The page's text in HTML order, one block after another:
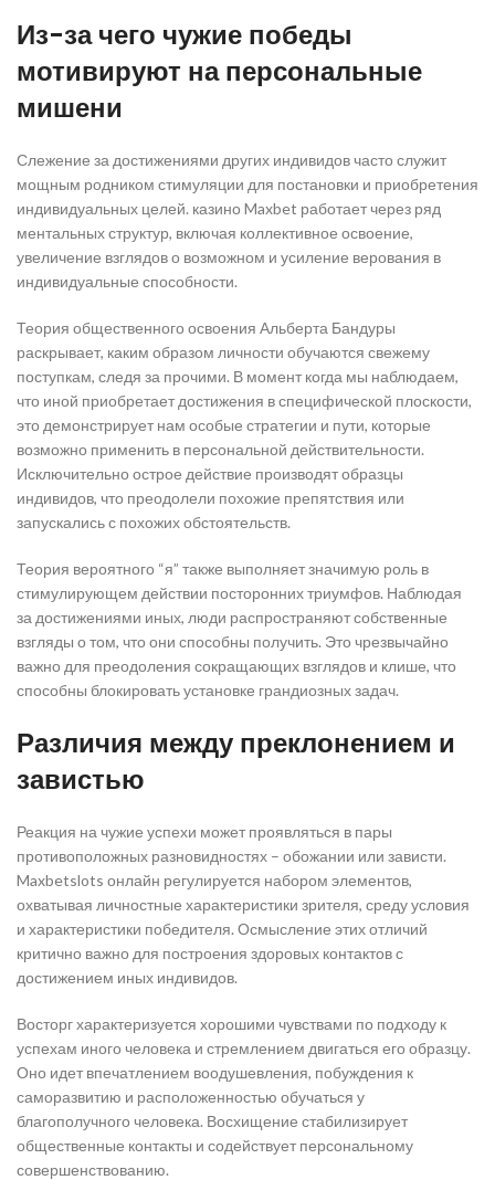
Из-за чего чужие победы
мотивируют на персональные
мишени
Слежение за достижениями других индивидов часто служит
мощным родником стимуляции для постановки и приобретения
индивидуальных целей. казино Maxbet работает через ряд
ментальных структур, включая коллективное освоение,
увеличение взглядов о возможном и усиление верования в
индивидуальные способности.
Теория общественного освоения Альберта Бандуры
раскрывает, каким образом личности обучаются свежему
поступкам, следя за прочими. В момент когда мы наблюдаем,
что иной приобретает достижения в специфической плоскости,
это демонстрирует нам особые стратегии и пути, которые
возможно применить в персональной действительности.
Исключительно острое действие производят образцы
индивидов, что преодолели похожие препятствия или
запускались с похожих обстоятельств.
Теория вероятного “я” также выполняет значимую роль в
стимулирующем действии посторонних триумфов. Наблюдая
за достижениями иных, люди распространяют собственные
взгляды о том, что они способны получить. Это чрезвычайно
важно для преодоления сокращающих взглядов и клише, что
способны блокировать установке грандиозных задач.
Различия между преклонением и
завистью
Реакция на чужие успехи может проявляться в пары
противоположных разновидностях – обожании или зависти.
Maxbetslots онлайн регулируется набором элементов,
охватывая личностные характеристики зрителя, среду условия
и характеристики победителя. Осмысление этих отличий
критично важно для построения здоровых контактов с
достижением иных индивидов.
Восторг характеризуется хорошими чувствами по подходу к
успехам иного человека и стремлением двигаться его образцу.
Оно идет впечатлением воодушевления, побуждения к
саморазвитию и расположенностью обучаться у
благополучного человека. Восхищение стабилизирует
общественные контакты и содействует персональному
совершенствованию.